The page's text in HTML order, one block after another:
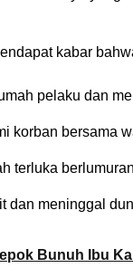
kabar
pelaku dan
korban bersama
terluka
dan meninggal
Bunuh Ibu